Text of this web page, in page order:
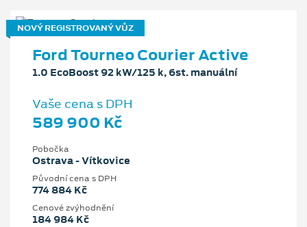
NOVÝ REGISTROVANÝ VŮZ
Ford Tourneo Courier Active
1.0 EcoBoost 92 kW/125 k, 6st. manuální
Vaše cena s DPH
589 900 Kč
Pobočka
Ostrava - Vítkovice
Původní cena s DPH
774 884 Kč
Cenové zvýhodnění
184 984 Kč